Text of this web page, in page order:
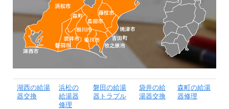
湖西の給湯
器交換
浜松の
給湯器
修理
磐田の給湯
器トラブル
袋井の給
湯器交換
森町の給湯
器修理